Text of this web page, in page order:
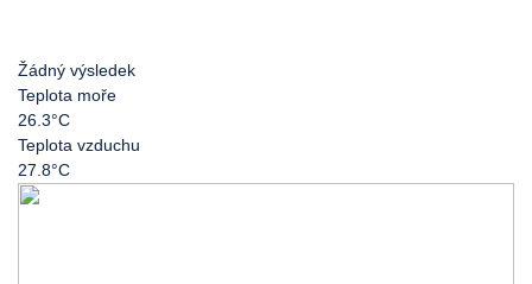
Žádný výsledek
Teplota moře
26.3°C
Teplota vzduchu
27.8°C